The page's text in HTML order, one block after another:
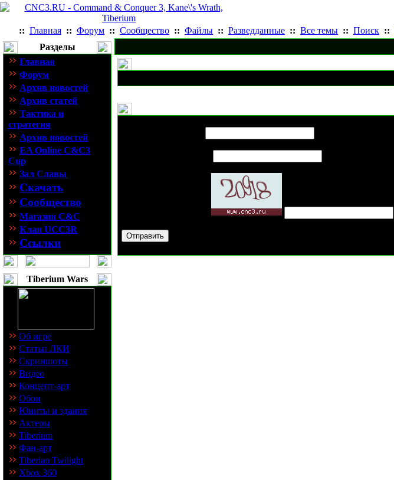
:: Главная :: Форум :: Сообщество :: Файлы :: Разведданные :: Все темы :: Поиск ::
Разделы
Главная
Форум
Архив новостей
Архив статей
Тактика и
стратегия
Архив новостей
EA Online C&C3
Cup
Зал Славы
Скачать
Сообщество
Магазин C&C
Клан UCC3R
Ссылки
Tiberium Wars
Об игре
Статьи ЛКИ
Скриншоты
Видео
Концепт-арт
Обои
Юниты и здания
Актеры
Tiberium
Фан-арт
Tiberian Twilight
Xbox 360